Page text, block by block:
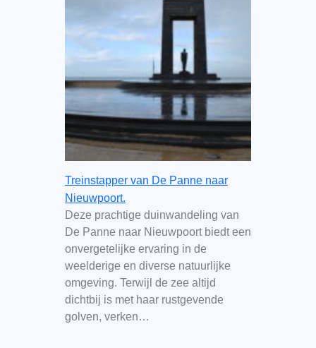
Treinstapper van De Panne naar
Nieuwpoort.
Deze prachtige duinwandeling van
De Panne naar Nieuwpoort biedt een
onvergetelijke ervaring in de
weelderige en diverse natuurlijke
omgeving. Terwijl de zee altijd
dichtbij is met haar rustgevende
golven, verken…